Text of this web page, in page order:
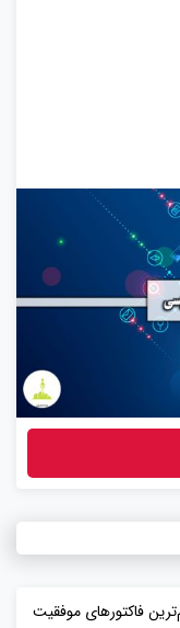
فاکتورهای موفقیت